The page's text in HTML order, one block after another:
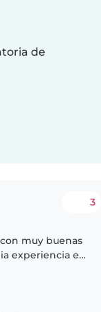
de
3
muy buenas
experiencia en